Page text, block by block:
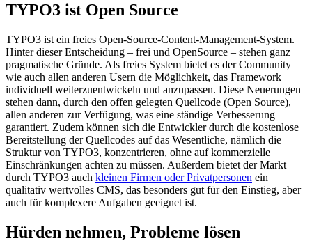
TYPO3 ist Open Source
TYPO3 ist ein freies Open-Source-Content-Management-System.
Hinter dieser Entscheidung – frei und OpenSource – stehen ganz
pragmatische Gründe. Als freies System bietet es der Community
wie auch allen anderen Usern die Möglichkeit, das Framework
individuell weiterzuentwickeln und anzupassen. Diese Neuerungen
stehen dann, durch den offen gelegten Quellcode (Open Source),
allen anderen zur Verfügung, was eine ständige Verbesserung
garantiert. Zudem können sich die Entwickler durch die kostenlose
Bereitstellung der Quellcodes auf das Wesentliche, nämlich die
Struktur von TYPO3, konzentrieren, ohne auf kommerzielle
Einschränkungen achten zu müssen. Außerdem bietet der Markt
durch TYPO3 auch kleinen Firmen oder Privatpersonen ein
qualitativ wertvolles CMS, das besonders gut für den Einstieg, aber
auch für komplexere Aufgaben geeignet ist.
Hürden nehmen, Probleme lösen